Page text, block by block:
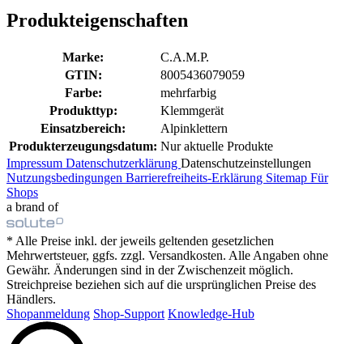
Produkteigenschaften
Marke:
C.A.M.P.
GTIN:
8005436079059
Farbe:
mehrfarbig
Produkttyp:
Klemmgerät
Einsatzbereich:
Alpinklettern
Produkterzeugungsdatum: Nur aktuelle Produkte
Impressum Datenschutzerklärung Datenschutzeinstellungen
Nutzungsbedingungen Barrierefreiheits-Erklärung Sitemap Für
Shops
a brand of
* Alle Preise inkl. der jeweils geltenden gesetzlichen
Mehrwertsteuer, ggfs. zzgl. Versandkosten. Alle Angaben ohne
Gewähr. Änderungen sind in der Zwischenzeit möglich.
Streichpreise beziehen sich auf die ursprünglichen Preise des
Händlers.
Shopanmeldung Shop-Support Knowledge-Hub